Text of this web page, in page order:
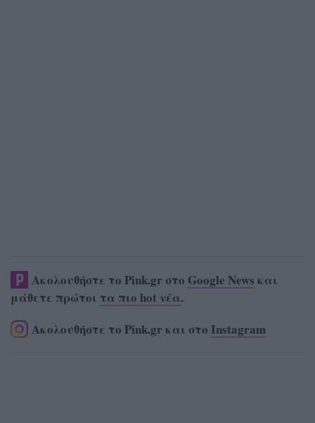
Ακολουθήστε το Pink.gr στο Google News και
μάθετε πρώτοι τα πιο hot νέα.
Ακολουθήστε το Pink.gr και στο Instagram